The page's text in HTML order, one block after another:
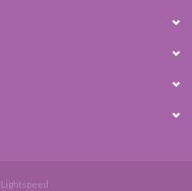
Lightspeed